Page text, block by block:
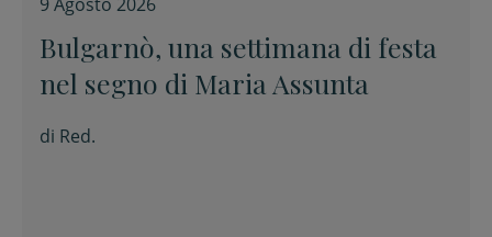
Bulgarnò, una settimana di festa
nel segno di Maria Assunta
di Red.